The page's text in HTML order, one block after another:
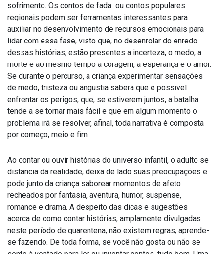
sofrimento. Os contos de fada ou contos populares
regionais podem ser ferramentas interessantes para
auxiliar no desenvolvimento de recursos emocionais para
lidar com essa fase, visto que, no desenrolar do enredo
dessas histórias, estão presentes a incerteza, o medo, a
morte e ao mesmo tempo a coragem, a esperança e o amor.
Se durante o percurso, a criança experimentar sensações
de medo, tristeza ou angústia saberá que é possível
enfrentar os perigos, que, se estiverem juntos, a batalha
tende a se tornar mais fácil e que em algum momento o
problema irá se resolver, afinal, toda narrativa é composta
por começo, meio e fim.
Ao contar ou ouvir histórias do universo infantil, o adulto se
distancia da realidade, deixa de lado suas preocupações e
pode junto da criança saborear momentos de afeto
recheados por fantasia, aventura, humor, suspense,
romance e drama. A despeito das dicas e sugestões
acerca de como contar histórias, amplamente divulgadas
neste período de quarentena, não existem regras, aprende-
se fazendo. De toda forma, se você não gosta ou não se